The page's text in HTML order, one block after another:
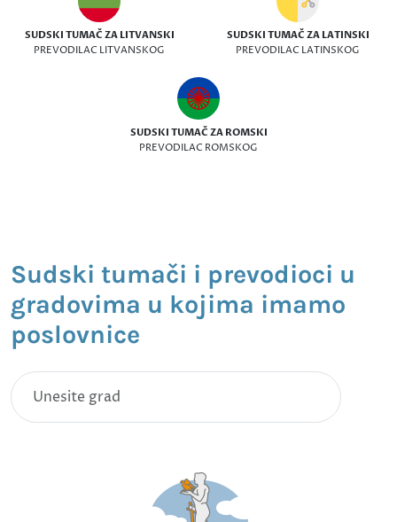
SUDSKI TUMAČ ZA LITVANSKI
PREVODILAC LITVANSKOG
SUDSKI TUMAČ ZA LATINSKI
PREVODILAC LATINSKOG
SUDSKI TUMAČ ZA ROMSKI
PREVODILAC ROMSKOG
Sudski tumači i prevodioci u
gradovima u kojima imamo
poslovnice